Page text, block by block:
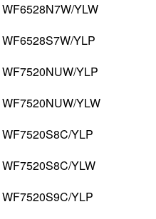
YLW
YLP
YLP
YLW
YLP
YLW
YLP